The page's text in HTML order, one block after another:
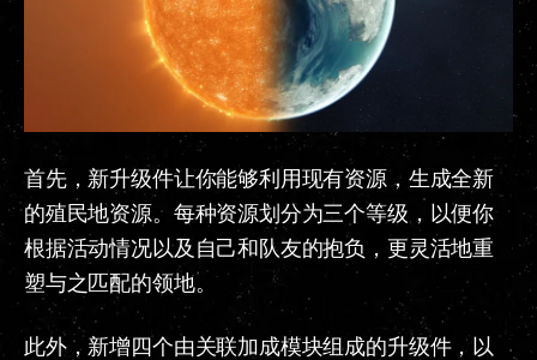
首先，新升级件让你能够利用现有资源，生成全新
的殖民地资源。每种资源划分为三个等级，以便你
根据活动情况以及自己和队友的抱负，更灵活地重
塑与之匹配的领地。
此外，新增四个由关联加成模块组成的升级件，以